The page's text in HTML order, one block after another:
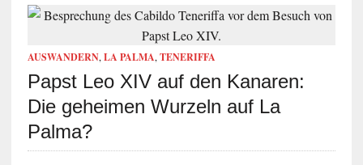
AUSWANDERN, LA PALMA, TENERIFFA
Papst Leo XIV auf den Kanaren:
Die geheimen Wurzeln auf La
Palma?